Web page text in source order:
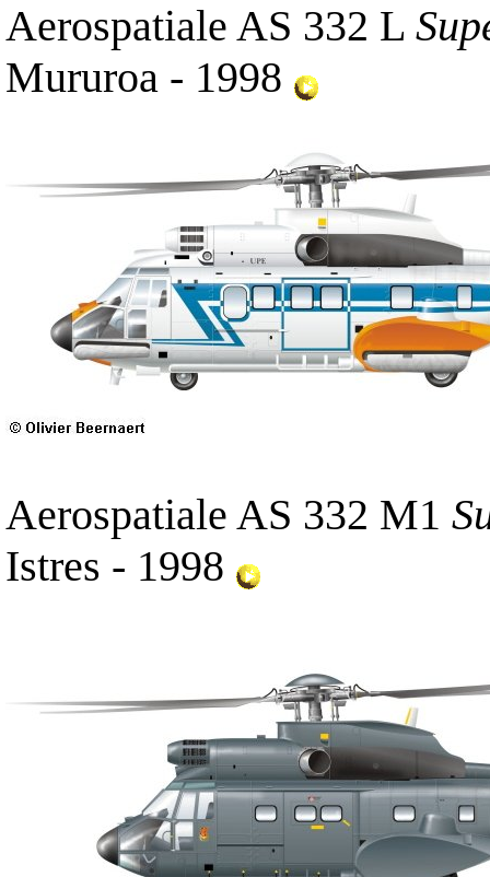
Aerospatiale AS 332 L
Mururoa - 1998
Aerospatiale AS 332 M1
Istres - 1998